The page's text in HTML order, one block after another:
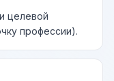
целевой
профессии).